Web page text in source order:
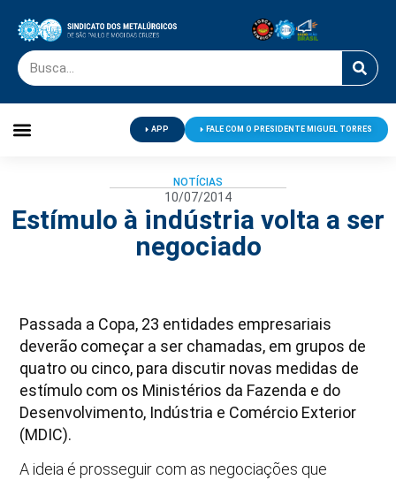
APP FALE COM O PRESIDENTE MIGUEL TORRES
NOTÍCIAS
10/07/2014
Estímulo à indústria volta a ser
negociado
Passada a Copa, 23 entidades empresariais
deverão começar a ser chamadas, em grupos de
quatro ou cinco, para discutir novas medidas de
estímulo com os Ministérios da Fazenda e do
Desenvolvimento, Indústria e Comércio Exterior
(MDIC).
A ideia é prosseguir com as negociações que